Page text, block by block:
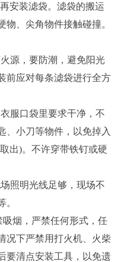
安装滤袋。滤袋的搬运
、尖角物件接触碰撞。
源，要防潮，避免阳光
前应对每条滤袋进行全方
口袋里要求干净，不
、小刀等物件，以免掉入
出)。不许穿带铁钉或硬
明光线足够，现场不
。
烟，严禁任何形式，任
况下严禁用打火机、火柴
要清点安装工具，以免遗